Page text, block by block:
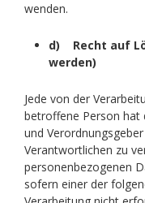
wenden.
d) Recht auf
werden)
Jede von der
betroffene Person hat
und
Verantwortlichen zu
personenbezogenen
sofern einer der